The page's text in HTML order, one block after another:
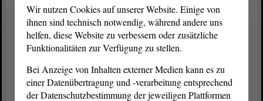
stellt, die so gehandelt haben, die mutig diesen
Mann in Wolmirstedt aufgehalten haben, die
eigentlich Orden verdient haben, nämlich das
Bundesverdienstkreuz, oder nach denen eigentlich
Leute haben den Rückhalt der Politik verdient und -
das hoffe ich - auch den Rückhalt der Ministerin,
Wir nutzen Cookies auf unserer Website. Einige von
ihnen sind technisch notwendig, während andere uns
helfen, diese Website zu verbessern oder zusätzliche
Funktionalitäten zur Verfügung zu stellen.
Bei Anzeige von Inhalten externer Medien kann es zu
einer Datenübertragung und -verarbeitung entsprechend
der Datenschutzbestimmung der jeweiligen Plattformen